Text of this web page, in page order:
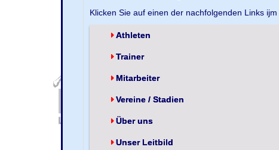
Klicken Sie auf einen der nachfolgenden Links
Athleten
Trainer
Mitarbeiter
Vereine / Stadien
Über uns
Unser Leitbild